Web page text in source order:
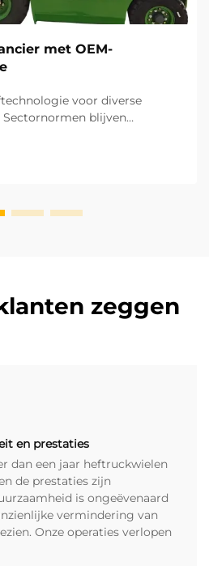
met OEM-
voor diverse
Sectornormen blijven
stimuleren.
laden snel op en
zeggen
en prestaties
dan een jaar heftruckwielen
de prestaties zijn
is ongeëvenaard
vermindering van
Onze operaties verlopen